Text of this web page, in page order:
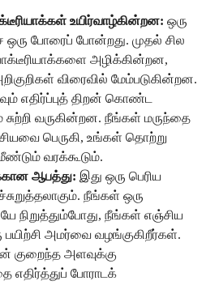
உயிர்வாழ்கின்றன: ஒரு
ஒரு போரைப் போன்றது. முதல் சில
அழிக்கின்றன,
விரைவில் மேம்படுகின்றன.
எதிர்ப்புத் திறன் கொண்ட
வருகின்றன. நீங்கள் மருந்தை
பெருகி, உங்கள் தொற்று
வரக்கூடும்.
ஆபத்து: இது ஒரு பெரிய
நீங்கள் ஒரு
நிறுத்தும்போது, நீங்கள் எஞ்சிய
பயிற்சி அமர்வை வழங்குகிறீர்கள்.
குறைந்த அளவுக்கு
எதிர்த்துப் போராடக்